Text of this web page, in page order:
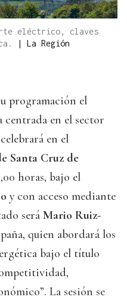
eléctrico, claves
| La Región
programación el
en el sector
en el
Santa Cruz de
horas, bajo el
y con acceso mediante
será Mario Ruiz-
quien abordará los
bajo el título
La sesión se